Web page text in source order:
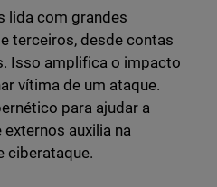
lida com grandes
terceiros, desde contas
Isso amplifica o impacto
vítima de um ataque.
para ajudar a
auxilia na
ciberataque.